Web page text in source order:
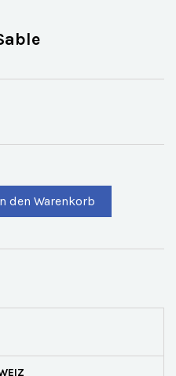
den Warenkorb